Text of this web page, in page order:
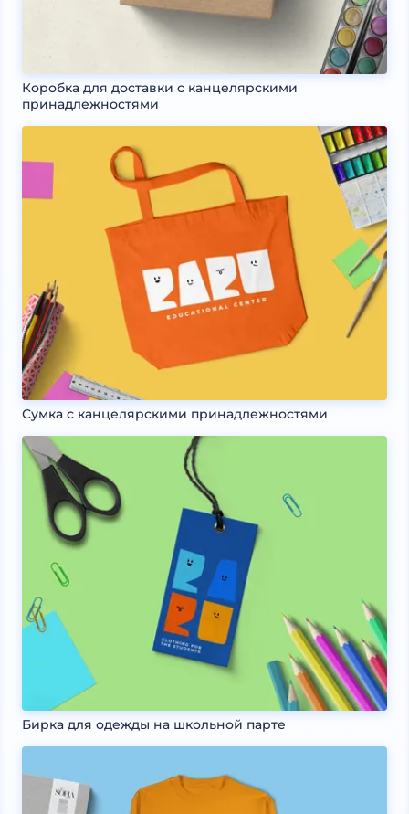
Коробка для доставки с канцелярскими
принадлежностями
Сумка с канцелярскими принадлежностями
Бирка для одежды на школьной парте